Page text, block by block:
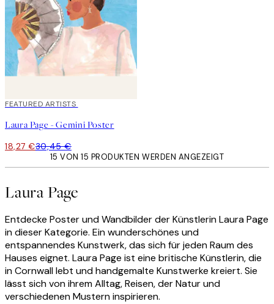
40%*
FEATURED ARTISTS
Laura Page - Gemini Poster
18,27 €30,45 €
15 VON 15 PRODUKTEN WERDEN ANGEZEIGT
Laura Page
Entdecke Poster und Wandbilder der Künstlerin Laura Page
in dieser Kategorie. Ein wunderschönes und
entspannendes Kunstwerk, das sich für jeden Raum des
Hauses eignet. Laura Page ist eine britische Künstlerin, die
in Cornwall lebt und handgemalte Kunstwerke kreiert. Sie
lässt sich von ihrem Alltag, Reisen, der Natur und
verschiedenen Mustern inspirieren.